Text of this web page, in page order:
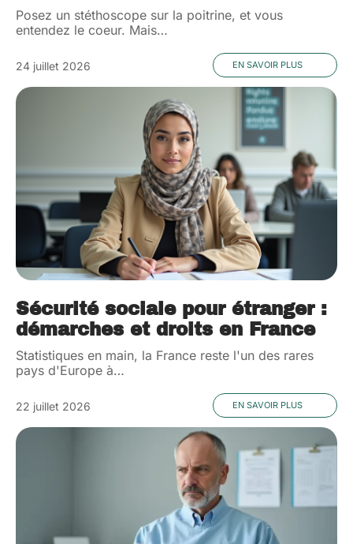
Posez un stéthoscope sur la poitrine, et vous
entendez le coeur. Mais…
24 juillet 2026 EN SAVOIR PLUS
Sécurité sociale pour étranger :
démarches et droits en France
Statistiques en main, la France reste l'un des rares
pays d'Europe à…
22 juillet 2026 EN SAVOIR PLUS